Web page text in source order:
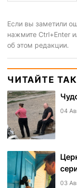
Если вы заметили
нажмите Ctrl+Enter
об этом редакции.
ЧИТАЙТЕ
04
03